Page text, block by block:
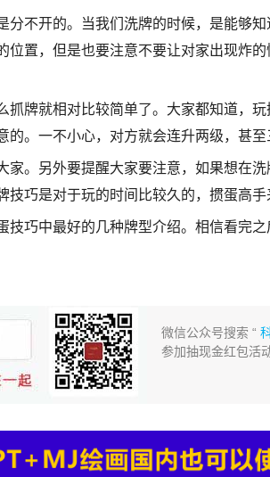
分不开的。当我们洗牌的时候，是能够
位置，但是也要注意不要让对家出现炸
抓牌就相对比较简单了。大家都知道，
。一不小心，对方就会连升两级，甚至
家。另外要提醒大家要注意，如果想在
巧是对于玩的时间比较久的，掼蛋高手
技巧中最好的几种牌型介绍。相信看完
微信公众号搜索 “
参加抽现金红包活动